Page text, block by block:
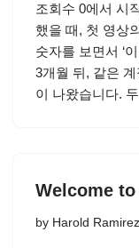
조회수 0에서 시
했을 때, 첫 영상
숫자를 보면서 ‘
3개월 뒤, 같은
이 나왔습니다.
Welcome
by Harold Ramirez